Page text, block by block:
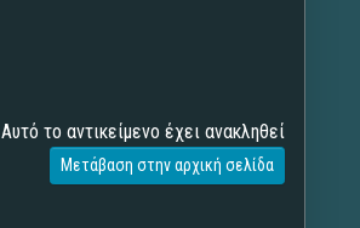
Αυτό το αντικείμενο έχει ανακληθεί
Μετάβαση στην αρχική σελίδα